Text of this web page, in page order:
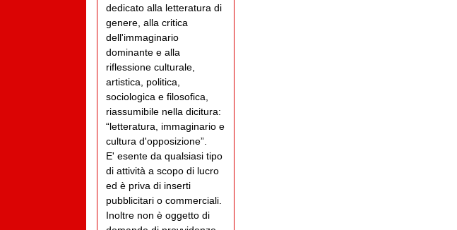
dedicato alla letteratura di
genere, alla critica
dell'immaginario
dominante e alla
riflessione culturale,
artistica, politica,
sociologica e filosofica,
riassumibile nella dicitura:
“letteratura, immaginario e
cultura d'opposizione”.
E' esente da qualsiasi tipo
di attività a scopo di lucro
ed è priva di inserti
pubblicitari o commerciali.
Inoltre non è oggetto di